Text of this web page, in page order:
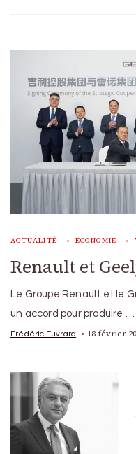
ACTUALITÉ ECONOMIE
Renault et
Le Groupe Renault et le
un accord pour produire …
Frédéric Euvrard 18 février